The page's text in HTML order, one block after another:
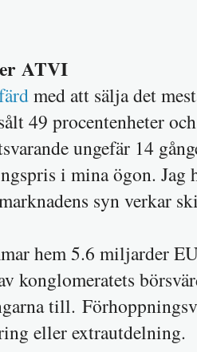
ATVI
med att sälja det
49 procentenheter
ungefär 14
i mina ögon. Jag
syn verkar
hem 5.6 miljarder
konglomeratets
till.
eller extrautdelning.